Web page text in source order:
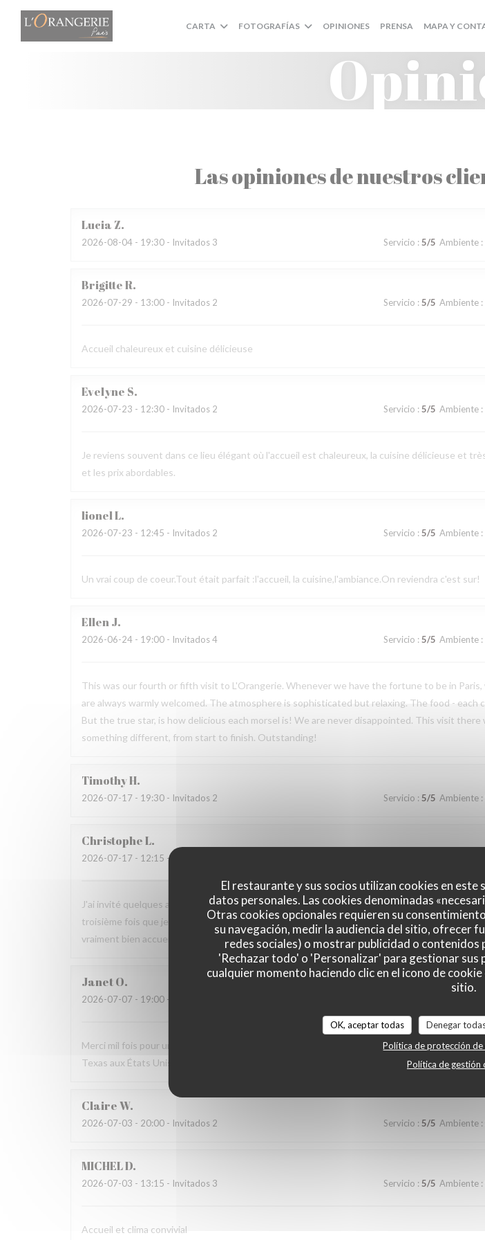
Personalización de sus opciones de cookies
El restaurante y sus socios utilizan cookies en
datos personales. Las cookies denominadas
Otras cookies opcionales requieren su
su navegación, medir la audiencia del sitio, ofrecer
redes sociales) o mostrar publicidad o contenidos
'Rechazar todo' o 'Personalizar' para gestionar sus
cualquier momento haciendo clic en el icono de
sitio.
OK, aceptar todas Denegar
Política de protección
Política de gestión
CARTA FOTOGRAFÍAS OPINIONES PRENSA MAPA Y
Las opiniones de nuestros
Lucia Z
2026-08-04 - 19:30 - Invitados 3 Servicio : 5/5 Ambiente:
BrigitteR
2026-07-29 - 13:00 - Invitados 2 Servicio : 5/5 Ambiente:
Accueil chaleureux et cuisine délicieuse
Evelyne S
2026-07-23 - 12:30 - Invitados 2 Servicio : 5/5 Ambiente:
Je reviens souvent dans ce lieu élégant où l'accueil est chaleureux, la cuisine délicieuse et
et les prix abordables.
lionelL
2026-07-23 - 12:45 - Invitados 2 Servicio : 5/5 Ambiente:
Un vrai coup de coeur.Tout était parfait :l'accueil, la cuisine,l'ambiance.On reviendra c'est sur!
EllenJ
2026-06-24 - 19:00 - Invitados 4 Servicio : 5/5 Ambiente:
This was our fourth or fifth visit to L'Orangerie. Whenever we have the fortune to be in
are always warmly welcomed. The atmosphere is sophisticated but relaxing. The food - each
But the true star, is how delicious each morsel is! We are never disappointed. This visit there
something different, from start to finish. Outstanding!
TimothyH
2026-07-17 - 19:30 - Invitados 2 Servicio : 5/5 Ambiente:
ChristopheL
2026-07-17 - 12:15 - Invitados 6
J'ai invité quelques amis pour fêter mon départ à la retraite et nous avons très bien mangé,
troisième fois que je déjeune ici et à chaque fois je me suis régalé. De plus, le service est très
vraiment bien accueilli et soignés tout au long du repas. Bref, on passe un très bon moment.
JanetO
2026-07-07 - 19:00 - Invitados 2
Merci mil fois pour une soirée excellente. L’atmosphère et le repas étaient un highlight de
Texas aux États Unis.
ClaireW
2026-07-03 - 20:00 - Invitados 2 Servicio : 5/5 Ambiente:
MICHELD
2026-07-03 - 13:15 - Invitados 3 Servicio : 5/5 Ambiente:
Accueil et clima convivial